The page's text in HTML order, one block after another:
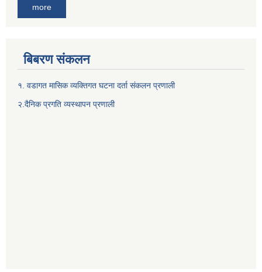
more
बिबरण संकलन
१. वडागत मासिक व्यक्तिगत घटना दर्ता संकलन प्रणाली
२.दैनिक प्रगति व्यस्थापन प्रणाली